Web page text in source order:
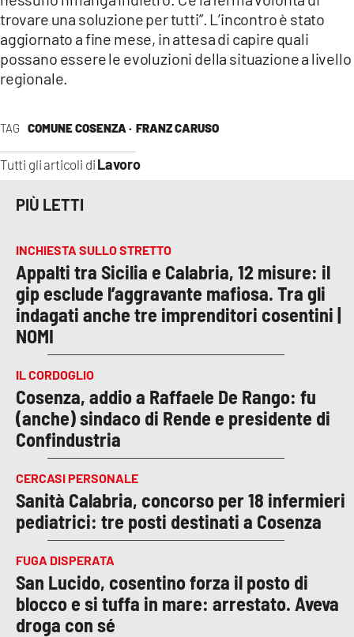
TAG COMUNE COSENZA · FRANZ CARUSO
Tutti gli articoli di Lavoro
trovare una soluzione per tutti”. L’incontro è stato
aggiornato a fine mese, in attesa di capire quali
possano essere le evoluzioni della situazione a livello
regionale.
PIÙ LETTI
INCHIESTA SULLO STRETTO
Appalti tra Sicilia e Calabria, 12 misure: il
gip esclude l’aggravante mafiosa. Tra gli
indagati anche tre imprenditori cosentini |
NOMI
IL CORDOGLIO
Cosenza, addio a Raffaele De Rango: fu
(anche) sindaco di Rende e presidente di
Confindustria
CERCASI PERSONALE
Sanità Calabria, concorso per 18 infermieri
pediatrici: tre posti destinati a Cosenza
FUGA DISPERATA
San Lucido, cosentino forza il posto di
blocco e si tuffa in mare: arrestato. Aveva
droga con sé